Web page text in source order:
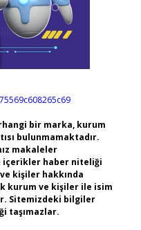
bir marka, kurum
bulunmamaktadır.
makaleler
içerikler haber niteliği
kişiler hakkında
kurum ve kişiler ile isim
Sitemizdeki bilgiler
taşımazlar.